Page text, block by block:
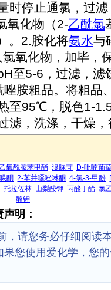
时停止通氯，过
氧化物（2-乙酰氯
。2.胺化将氨水与
氧化物，加毕，
至5-6，过滤，滤
胺粗品。将粗品
至95℃，脱色1-
滤，洗涤，干燥
氧酰胺苯甲酯 溴脲苷 D-吡喃葡
酮 2-苯并噁唑啉酮 4-氯-3-甲酚
托拉佐林 山梨酸钾 丙酸丁酯 氯
酸钾
明：
，请您务必仔细阅读
您使用爱化学，您